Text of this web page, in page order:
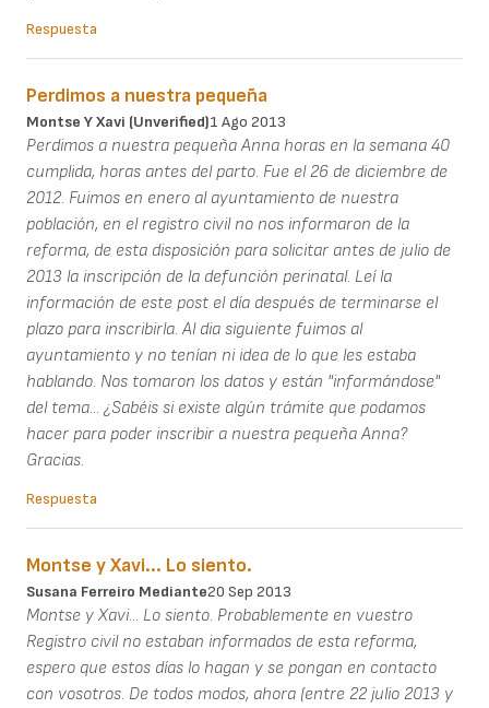
Respuesta
Perdimos a nuestra pequeña
Montse Y Xavi (unverified)1 Ago 2013
Perdimos a nuestra pequeña Anna horas en la semana 40
cumplida, horas antes del parto. Fue el 26 de diciembre de
2012. Fuimos en enero al ayuntamiento de nuestra
población, en el registro civil no nos informaron de la
reforma, de esta disposición para solicitar antes de julio de
2013 la inscripción de la defunción perinatal. Leí la
información de este post el día después de terminarse el
plazo para inscribirla. Al dia siguiente fuimos al
ayuntamiento y no tenían ni idea de lo que les estaba
hablando. Nos tomaron los datos y están "informándose"
del tema... ¿Sabéis si existe algún trámite que podamos
hacer para poder inscribir a nuestra pequeña Anna?
Gracias.
Respuesta
Montse y Xavi... Lo siento.
Susana Ferreiro Mediante20 Sep 2013
Montse y Xavi... Lo siento. Probablemente en vuestro
Registro civil no estaban informados de esta reforma,
espero que estos días lo hagan y se pongan en contacto
con vosotros. De todos modos, ahora (entre 22 julio 2013 y